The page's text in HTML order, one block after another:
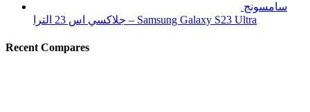
سامسونج
جلاكسي اس 23 الترا – Samsung Galaxy S23 Ultra
Recent Compares